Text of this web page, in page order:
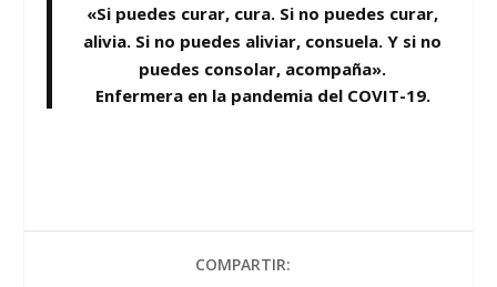
«Si puedes curar, cura. Si no puedes curar,
alivia. Si no puedes aliviar, consuela. Y si no
puedes consolar, acompaña».
Enfermera en la pandemia del COVIT-19.
COMPARTIR: